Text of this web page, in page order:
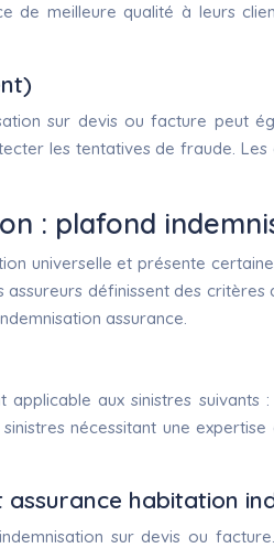
de meilleure qualité à leurs
sur devis ou facture
les tentatives de fraude.
: plafond
universelle et présente
définissent des
assurance.
aux sinistres
nécessitant une
habitation
sur devis ou